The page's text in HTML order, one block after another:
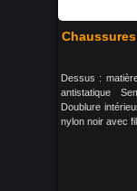
Dessus :
antistatique
Doublure
nylon noir avec